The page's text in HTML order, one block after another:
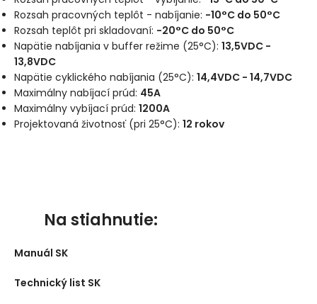
Rozsah pracovných teplôt - nabíjanie: -10°C do 50°C
Rozsah teplôt pri skladovaní: -20°C do 50°C
Napätie nabíjania v buffer režime (25°C): 13,5VDC -
13,8VDC
Napätie cyklického nabíjania (25°C): 14,4VDC - 14,7VDC
Maximálny nabíjací prúd: 45A
Maximálny vybíjací prúd: 1200A
Projektovaná životnosť (pri 25°C): 12 rokov
Na stiahnutie:
Manuál SK
Technický list SK